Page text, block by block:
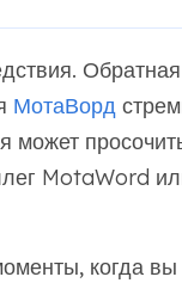
МотаВорд
MotaWord
когда вы